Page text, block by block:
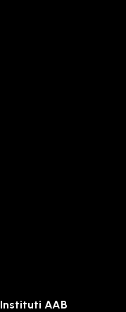
Instituti AAB